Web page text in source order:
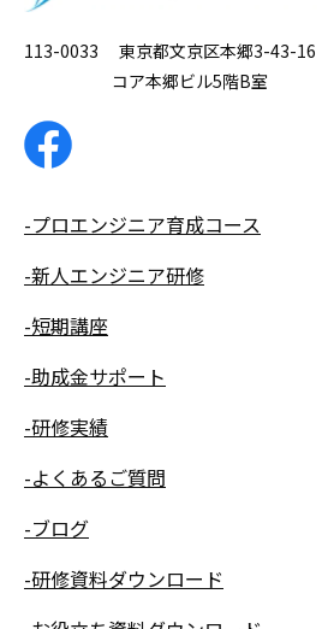
113-0033 東京都文京区本郷3-43-16
コア本郷ビル5階B室
-プロエンジニア育成コース
-新人エンジニア研修
-短期講座
-助成金サポート
-研修実績
-よくあるご質問
-ブログ
-研修資料ダウンロード